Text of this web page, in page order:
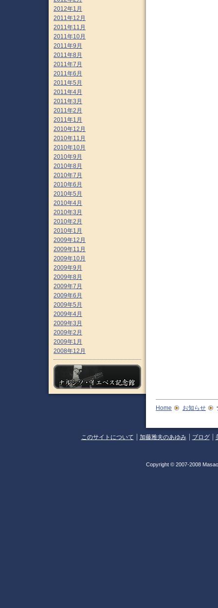
2012年1月
2011年12月
2011年11月
2011年10月
2011年9月
2011年8月
2011年7月
2011年6月
2011年5月
2011年4月
2011年3月
2011年2月
2011年1月
2010年12月
2010年11月
2010年10月
2010年9月
2010年8月
2010年7月
2010年6月
2010年5月
2010年4月
2010年3月
2010年2月
2010年1月
2009年12月
2009年11月
2009年10月
2009年9月
2009年8月
2009年7月
2009年6月
2009年5月
2009年4月
2009年3月
2009年2月
2009年1月
2008年12月
Home お知らせ
このサイトについて 加藤雅夫のあゆみ ブログ
Copyright © 2007-2008